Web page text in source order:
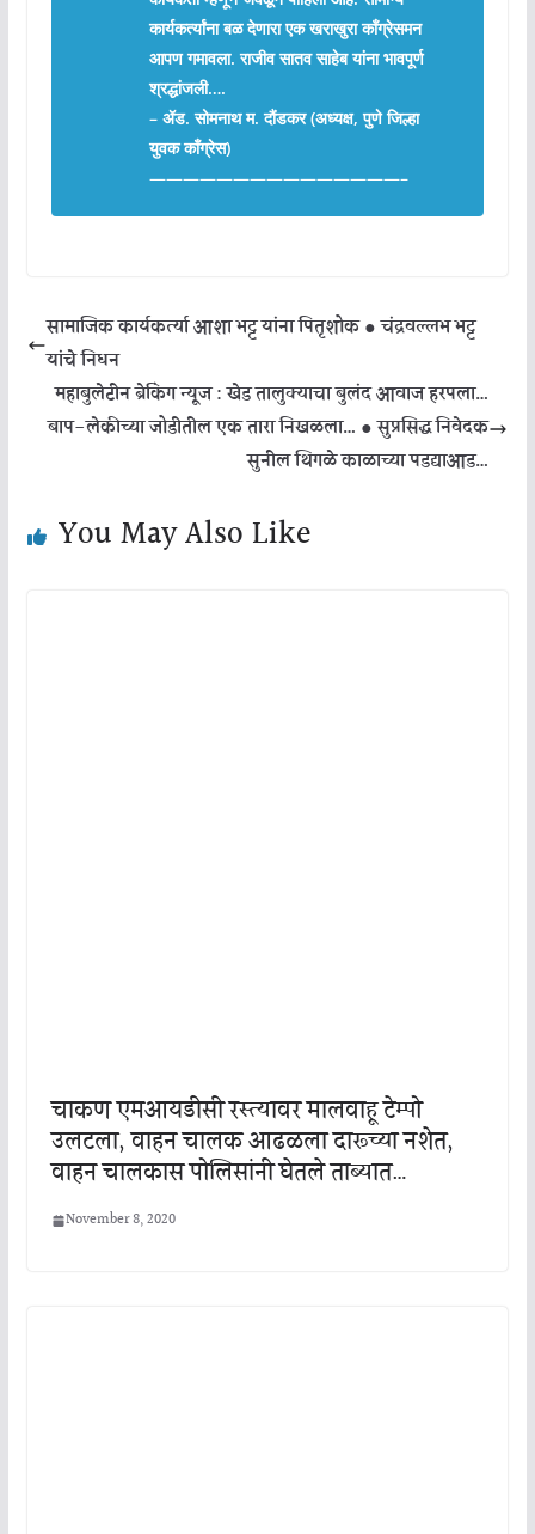
कार्यकर्त्यांना बळ देणारा एक खराखुरा कॉंग्रेसमन
आपण गमावला. राजीव सातव साहेब यांना भावपूर्ण
श्रद्धांजली….
– ॲड. सोमनाथ म. दौंडकर (अध्यक्ष, पुणे जिल्हा
युवक काँग्रेस)
———————————————–
सामाजिक कार्यकर्त्या आशा भट्ट यांना पितृशोक ● चंद्रवल्लभ भट्ट
यांचे निधन
महाबुलेटीन ब्रेकिंग न्यूज : खेड तालुक्याचा बुलंद आवाज हरपला…
बाप-लेकीच्या जोडीतील एक तारा निखळला… ● सुप्रसिद्ध निवेदक
सुनील थिगळे काळाच्या पडद्याआड…
You May Also Like
चाकण एमआयडीसी रस्त्यावर मालवाहू टेम्पो
उलटला, वाहन चालक आढळला दारूच्या नशेत,
वाहन चालकास पोलिसांनी घेतले ताब्यात…
November 8, 2020